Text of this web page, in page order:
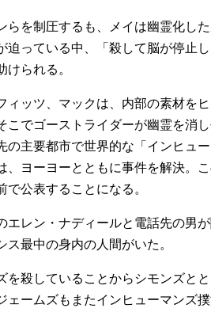
らを制圧するも、メイは幽霊化し
っている中、「殺して脳が停止
られる。
ィッツ、マックは、内部の素材を
でゴーストライダーが幽霊を消
主要都市で世界的な「インヒュ
ヨーヨーとともに事件を解決。
公表することになる。
レン・ナディールと電話先の男
最中の身内の人間がいた。
を殺していることからシモンズと
ェームズもまたインヒューマンズ